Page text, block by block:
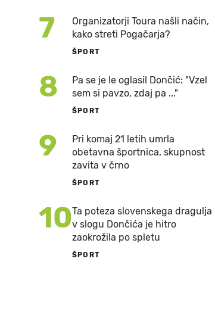
7
Organizatorji Toura našli način,
kako streti Pogačarja?
ŠPORT
8
Pa se je le oglasil Dončić: "Vzel
sem si pavzo, zdaj pa ..."
ŠPORT
9
Pri komaj 21 letih umrla
obetavna športnica, skupnost
zavita v črno
ŠPORT
10Ta poteza slovenskega dragulja
v slogu Dončića je hitro
zaokrožila po spletu
ŠPORT